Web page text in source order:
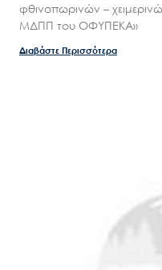
φθινοπωρινών –
ΜΔΠΠ του ΟΦΥΠΕΚΑ»
Διαβάστε Περισσότερα